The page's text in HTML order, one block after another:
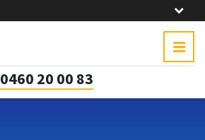
0460 20 00 83